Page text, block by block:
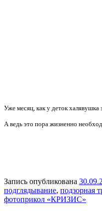
Уже месяц, как у деток халявушка
А ведь это пора жизненно
Запись опубликована
подглядывание, подзорная
фотоприкол «КРИЗИС»